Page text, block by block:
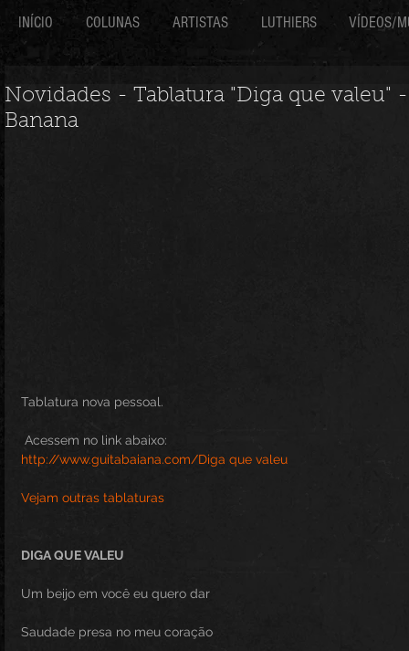
INÍCIO COLUNAS ARTISTAS LUTHIERS VÍDEOS/
Novidades - Tablatura "Diga que valeu"
Banana
Tablatura nova pessoal.
Acessem no link abaixo:
http://www.guitabaiana.com/Diga que valeu
Vejam outras tablaturas
DIGA QUE VALEU
Um beijo em você eu quero dar
Saudade presa no meu coração